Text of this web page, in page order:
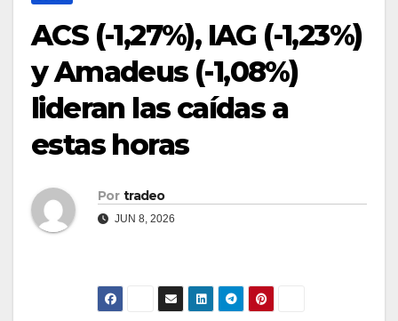
ACS (-1,27%), IAG (-1,23%)
y Amadeus (-1,08%)
lideran las caídas a
estas horas
Por tradeo
JUN 8, 2026